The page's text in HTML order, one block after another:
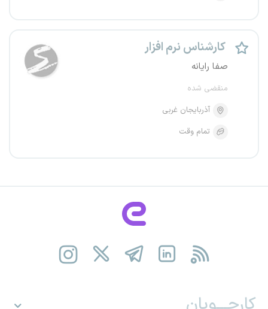
کارشناس نرم افزار
صفا رایانه
منقضی شده
آذربایجان غربی
تمام وقت